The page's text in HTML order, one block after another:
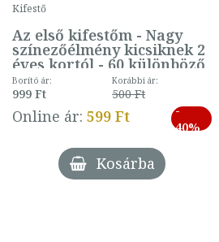
Kifestő
Az első kifestőm - Nagy
színezőélmény kicsiknek 2
éves kortól - 60 különböző
mintával (gombás)
Borító ár:
999 Ft
Korábbi ár:
500 Ft
Online ár: 599 Ft
-
40%
Kosárba